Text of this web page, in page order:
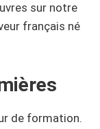
sur notre
français né
de formation.